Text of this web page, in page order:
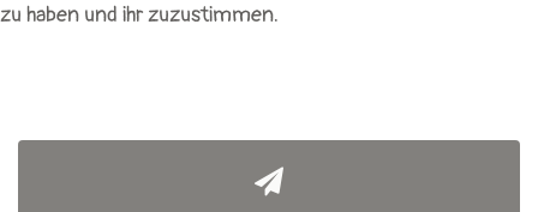
zu haben und ihr zuzustimmen.